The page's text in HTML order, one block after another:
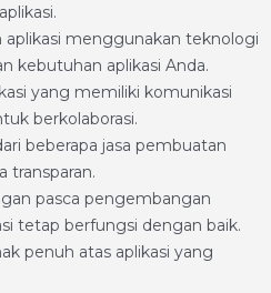
aplikasi menggunakan teknologi
kebutuhan aplikasi Anda.
yang memiliki komunikasi
berkolaborasi.
beberapa jasa pembuatan
transparan.
pasca pengembangan
tetap berfungsi dengan baik.
penuh atas aplikasi yang